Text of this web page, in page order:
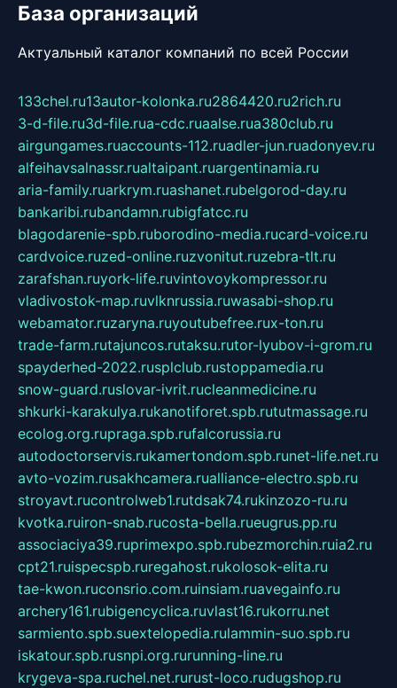
База организаций
Актуальный каталог компаний по всей России
133chel.ru13autor-kolonka.ru2864420.ru2rich.ru
3-d-file.ru3d-file.rua-cdc.ruaalse.rua380club.ru
airgungames.ruaccounts-112.ruadler-jun.ruadonyev.ru
alfeihavsalnassr.rualtaipant.ruargentinamia.ru
aria-family.ruarkrym.ruashanet.rubelgorod-day.ru
bankaribi.rubandamn.rubigfatcc.ru
blagodarenie-spb.ruborodino-media.rucard-voice.ru
cardvoice.ruzed-online.ruzvonitut.ruzebra-tlt.ru
zarafshan.ruyork-life.ruvintovoykompressor.ru
vladivostok-map.ruvlknrussia.ruwasabi-shop.ru
webamator.ruzaryna.ruyoutubefree.rux-ton.ru
trade-farm.rutajuncos.rutaksu.rutor-lyubov-i-grom.ru
spayderhed-2022.rusplclub.rustoppamedia.ru
snow-guard.ruslovar-ivrit.rucleanmedicine.ru
shkurki-karakulya.rukanotiforet.spb.rututmassage.ru
ecolog.org.rupraga.spb.rufalcorussia.ru
autodoctorservis.rukamertondom.spb.runet-life.net.ru
avto-vozim.rusakhcamera.rualliance-electro.spb.ru
stroyavt.rucontrolweb1.rutdsak74.rukinzozo-ru.ru
kvotka.ruiron-snab.rucosta-bella.rueugrus.pp.ru
associaciya39.ruprimexpo.spb.rubezmorchin.ruia2.ru
cpt21.ruispecspb.ruregahost.rukolosok-elita.ru
tae-kwon.ruconsrio.com.ruinsiam.ruavegainfo.ru
archery161.rubigencyclica.ruvlast16.rukorru.net
sarmiento.spb.suextelopedia.rulammin-suo.spb.ru
iskatour.spb.rusnpi.org.rurunning-line.ru
krygeva-spa.ruchel.net.rurust-loco.rudugshop.ru